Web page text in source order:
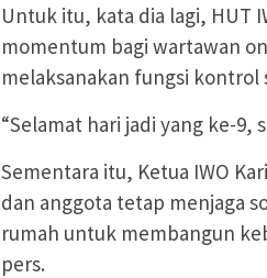
Untuk itu, kata dia lagi, HUT
momentum bagi wartawan
melaksanakan fungsi kontrol
“Selamat hari jadi yang ke-9,
Sementara itu, Ketua IWO
dan anggota tetap menjaga
rumah untuk membangun
pers.